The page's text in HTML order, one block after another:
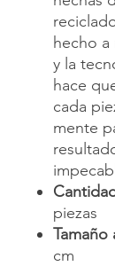
hecho a
y la
hace
cada
mente
piezas
Tamaño
cm